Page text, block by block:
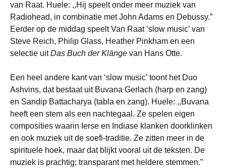
van Raat. Huele: ,,Hij speelt onder meer muziek van
Radiohead, in combinatie met John Adams en Debussy.”
Eerder op de middag speelt Van Raat ‘slow music’ van
Steve Reich, Philip Glass, Heather Pinkham en een
selectie uitDas Buch der Klänge van Hans Otte.
Een heel andere kant van ‘slow music’ toont het Duo
Ashvins, dat bestaat uit Buvana Gerlach (harp en zang)
en Sandip Battacharya (tabla en zang). Huele: ,,Buvana
heeft een stem als een nachtegaal. Ze spelen eigen
composities waarin Ierse en Indiase klanken doorklinken
en ook muziek uit de soefi-traditie. Ze zitten meer in de
spirituele hoek, maar dat blijkt vooral uit de teksten. De
muziek is prachtig; transparant met heldere stemmen.”